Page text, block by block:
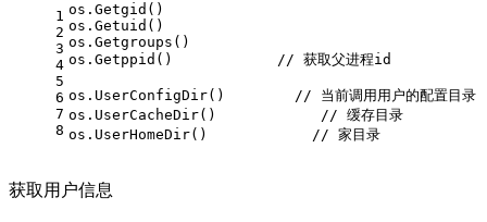
1
2
3
4
5
6
7
8
os.Getgid()
os.Getuid()
os.Getgroups()
os.Getppid()            // 获取父进程id
os.UserConfigDir()        // 当前调用用户的配置目录
os.UserCacheDir()            // 缓存目录
os.UserHomeDir()            // 家目录
获取用户信息